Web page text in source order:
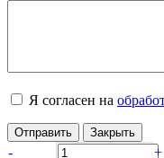
Я согласен на
Отправить Закрыть
- +